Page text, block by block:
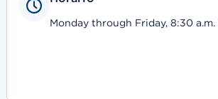
Monday through Friday, 8:30 a.m.